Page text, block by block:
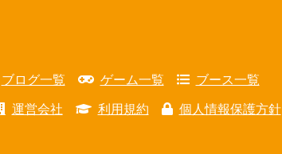
ブログ一覧 ゲーム一覧 ブース一覧
運営会社 利用規約 個人情報保護方針